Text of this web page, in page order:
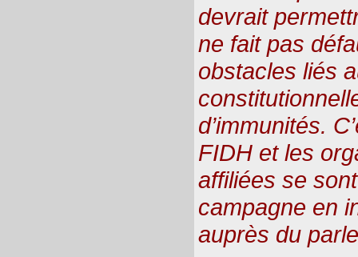
devrait
ne fait pas
obstacles liés
d’immunités.
FIDH et les
affiliées se
campagne en
auprès du